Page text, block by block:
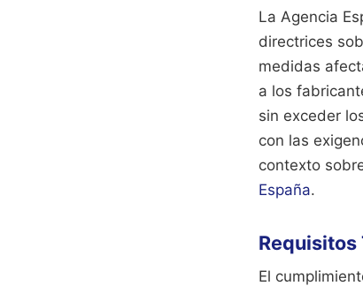
La Agencia
directrices
medidas
a los
sin exceder
con las
contexto
España.
Requisitos
El